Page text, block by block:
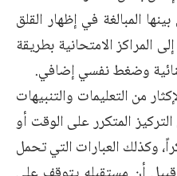
المبالغة في إظهار القلق
المراكز الامتحانية بطريقة
وضغط نفسي إضافي.
من التعليمات والتنبيهات
المتكرر على الوقت أو
وكذلك العبارات التي تحمل